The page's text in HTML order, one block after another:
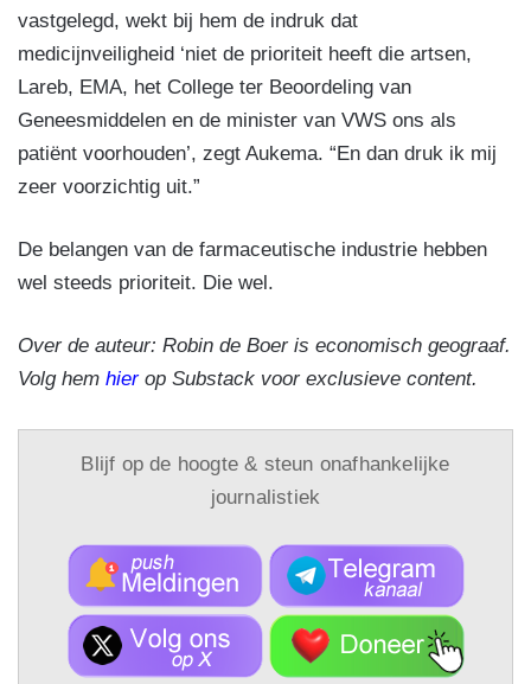
vastgelegd, wekt bij hem de indruk dat
medicijnveiligheid ‘niet de prioriteit heeft die artsen,
Lareb, EMA, het College ter Beoordeling van
Geneesmiddelen en de minister van VWS ons als
patiënt voorhouden’, zegt Aukema. “En dan druk ik mij
zeer voorzichtig uit.”
De belangen van de farmaceutische industrie hebben
wel steeds prioriteit. Die wel.
Over de auteur: Robin de Boer is economisch geograaf.
Volg hem hierop Substack voor exclusieve content.
Blijf op de hoogte & steun onafhankelijke
journalistiek